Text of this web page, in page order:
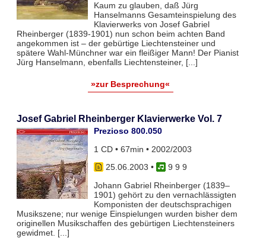
Kaum zu glauben, daß Jürg
Hanselmanns Gesamteinspielung des
Klavierwerks von Josef Gabriel
Rheinberger (1839-1901) nun schon beim achten Band
angekommen ist – der gebürtige Liechtensteiner und
spätere Wahl-Münchner war ein fleißiger Mann! Der Pianist
Jürg Hanselmann, ebenfalls Liechtensteiner, [...]
»zur Besprechung«
Josef Gabriel Rheinberger Klavierwerke Vol. 7
Prezioso 800.050
1 CD • 67min • 2002/2003
25.06.2003 •
9 9 9
Johann Gabriel Rheinberger (1839–
1901) gehört zu den vernachlässigten
Komponisten der deutschsprachigen
Musikszene; nur wenige Einspielungen wurden bisher dem
originellen Musikschaffen des gebürtigen Liechtensteiners
gewidmet. [...]